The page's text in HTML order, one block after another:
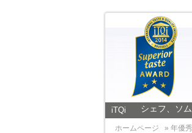
iTQi シェフ、ソ
ホームページ » 年優